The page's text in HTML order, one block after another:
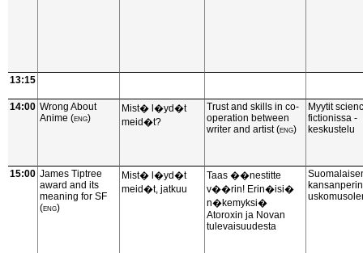
13:15
14:00 Wrong About
Anime (eng)
Mist� l�yd�t
meid�t?
Trust and skills in co-
operation between
writer and artist(eng)
Myytit
fictionissa -
keskustelu
15:00 James Tiptree
award and its
meaning for SF
(eng)
Mist� l�yd�t
meid�t, jatkuu
Taas ��nestitte
v��rin! Erin�isi�
n�kemyksi�
Atoroxin ja Novan
tulevaisuudesta